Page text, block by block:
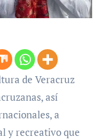
así
a
y recreativo que